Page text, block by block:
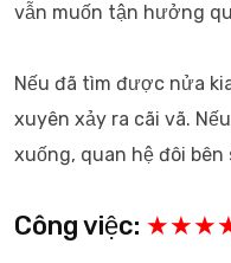
vẫn muốn tận hưởng
Nếu đã tìm được nửa
xuyên xảy ra cãi vã.
xuống, quan hệ đôi bên
Công việc: